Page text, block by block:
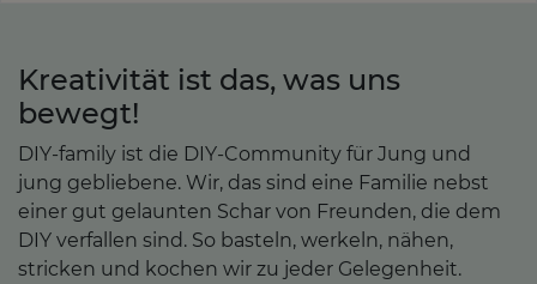
Kreativität ist das, was uns
bewegt!
DIY-family ist die DIY-Community für Jung und
jung gebliebene. Wir, das sind eine Familie nebst
einer gut gelaunten Schar von Freunden, die dem
DIY verfallen sind. So basteln, werkeln, nähen,
stricken und kochen wir zu jeder Gelegenheit.